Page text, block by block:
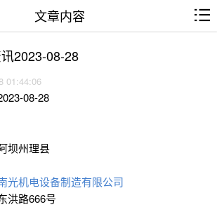
文章内容
2023-08-28
01:44:06
08-28
坝州理县
光机电设备制造有限公司
洪路666号